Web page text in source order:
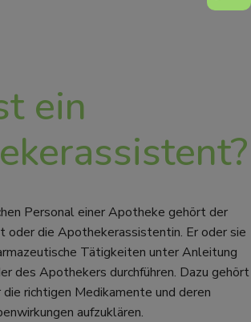
ein
Personal einer Apotheke gehört der
die Apothekerassistentin. Er oder sie
Tätigkeiten unter Anleitung
des Apothekers durchführen. Dazu gehört
die richtigen Medikamente und deren
aufzuklären.